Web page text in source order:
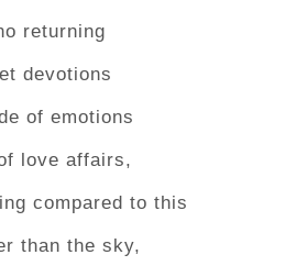
returning
devotions
of emotions
love affairs,
compared to this
than the sky,